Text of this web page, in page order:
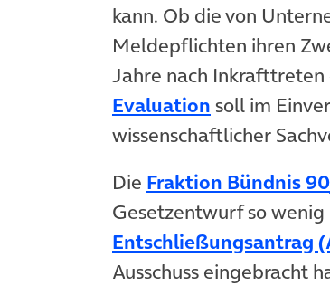
kann. Ob die von
Meldepflichten ihren
Jahre nach Inkrafttreten
Evaluation (öffnet in
soll im
wissenschaftlicher
Die Fraktion Bündnis
Gesetzentwurf so wenig
Entschließungsantrag
Ausschuss eingebracht